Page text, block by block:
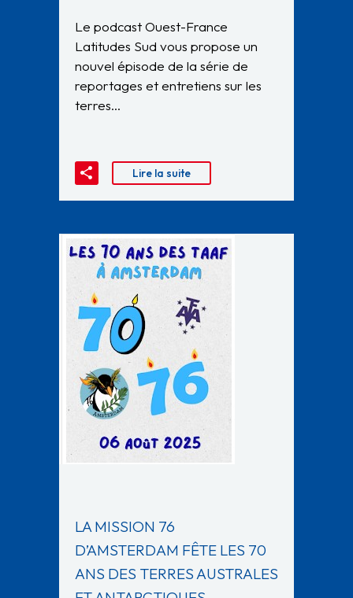
Le podcast Ouest-France
Latitudes Sud vous propose un
nouvel épisode de la série de
reportages et entretiens sur les
terres…
Lire la suite
LA MISSION 76
D’AMSTERDAM FÊTE LES 70
ANS DES TERRES AUSTRALES